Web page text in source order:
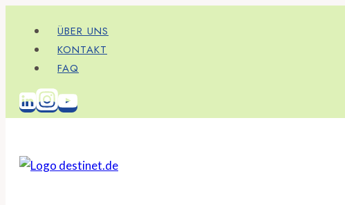
springen
ÜBER UNS
KONTAKT
FAQ